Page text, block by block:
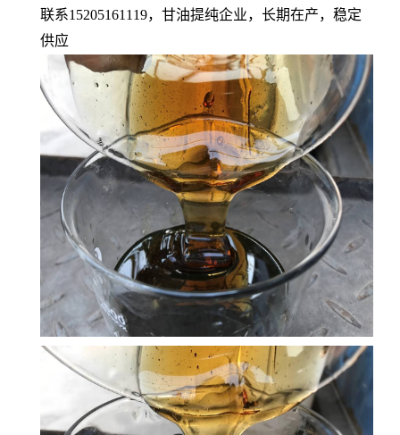
联系15205161119，甘油提纯企业，长期在产，稳定
供应